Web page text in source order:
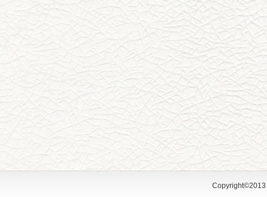
Copyright©2013